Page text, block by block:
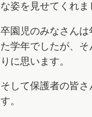
な姿を見せてくれま
卒園児のみなさん
た学年でしたが、
りに思います。
そして保護者の皆
す。